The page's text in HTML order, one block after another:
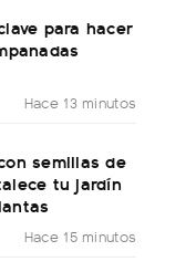
para hacer
Hace 13 minutos
semillas de
tu jardín
Hace 15 minutos